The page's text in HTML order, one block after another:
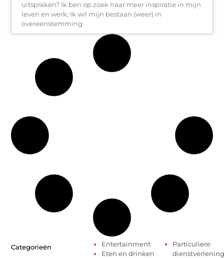
uitspraken? Ik ben op zoek naar meer inspiratie in mijn
leven en werk; Ik wil mijn bestaan (weer) in
overeenstemming
Categorieën
Entertainment
Eten en drinken
Particuliere
dienstverlening